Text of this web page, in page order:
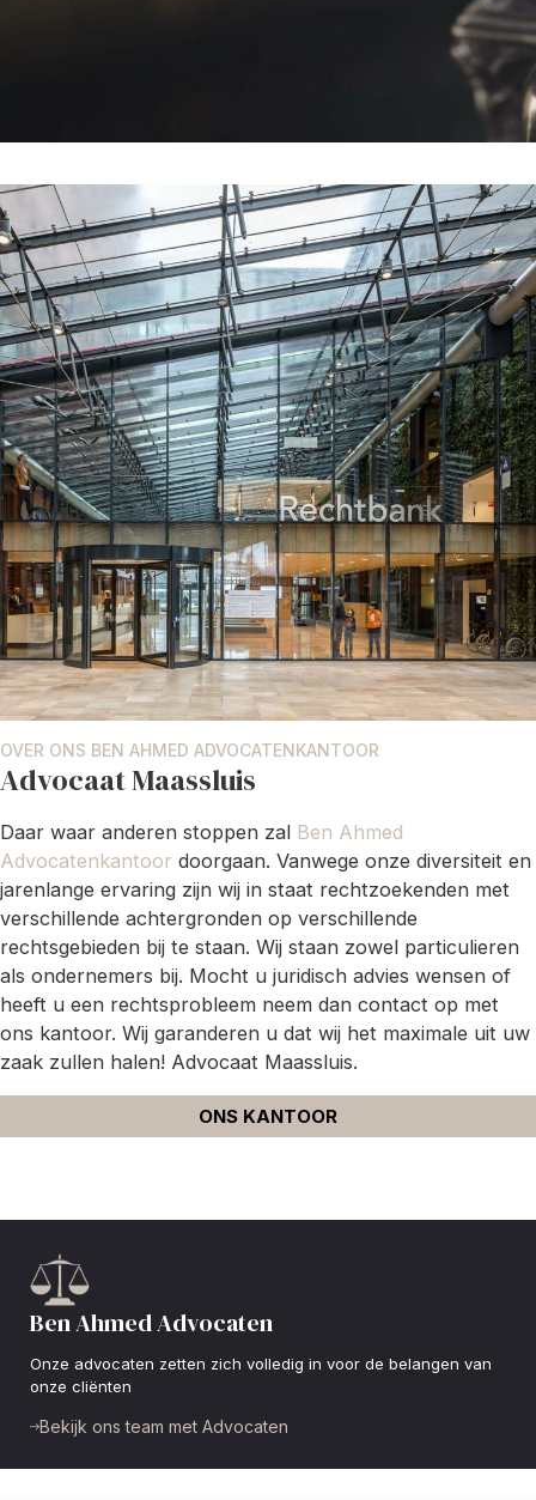
OVER ONS BEN AHMED ADVOCATENKANTOOR
Advocaat Maassluis
Daar waar anderen stoppen zal Ben Ahmed
Advocatenkantoor doorgaan. Vanwege onze diversiteit en
jarenlange ervaring zijn wij in staat rechtzoekenden met
verschillende achtergronden op verschillende
rechtsgebieden bij te staan. Wij staan zowel particulieren
als ondernemers bij. Mocht u juridisch advies wensen of
heeft u een rechtsprobleem neem dan contact op met
ons kantoor. Wij garanderen u dat wij het maximale uit uw
zaak zullen halen! Advocaat Maassluis.
ONS KANTOOR
Ben Ahmed Advocaten
Onze advocaten zetten zich volledig in voor de belangen van
onze cliënten
Bekijk ons team met Advocaten